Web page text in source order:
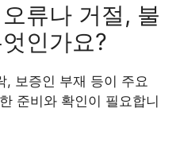
류나 거절, 불
인가요?
, 보증인 부재 등이 주요
준비와 확인이 필요합니